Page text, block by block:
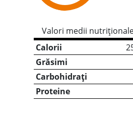
Valori medii
Calorii
Grăsimi
Carbohidrați
Proteine